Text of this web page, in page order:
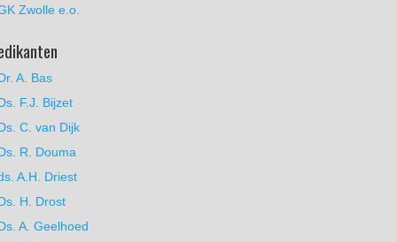
Zwolle e.o.
A. Bas
F.J. Bijzet
C. van Dijk
R. Douma
A.H. Driest
H. Drost
A. Geelhoed